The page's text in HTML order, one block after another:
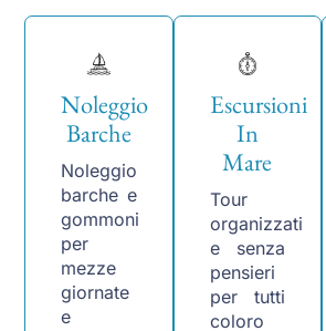
Noleggio
Barche
Noleggio
barche e
gommoni
per
mezze
giornate
e
Escursioni
In
Mare
Tour
organizzati
e senza
pensieri
per tutti
coloro